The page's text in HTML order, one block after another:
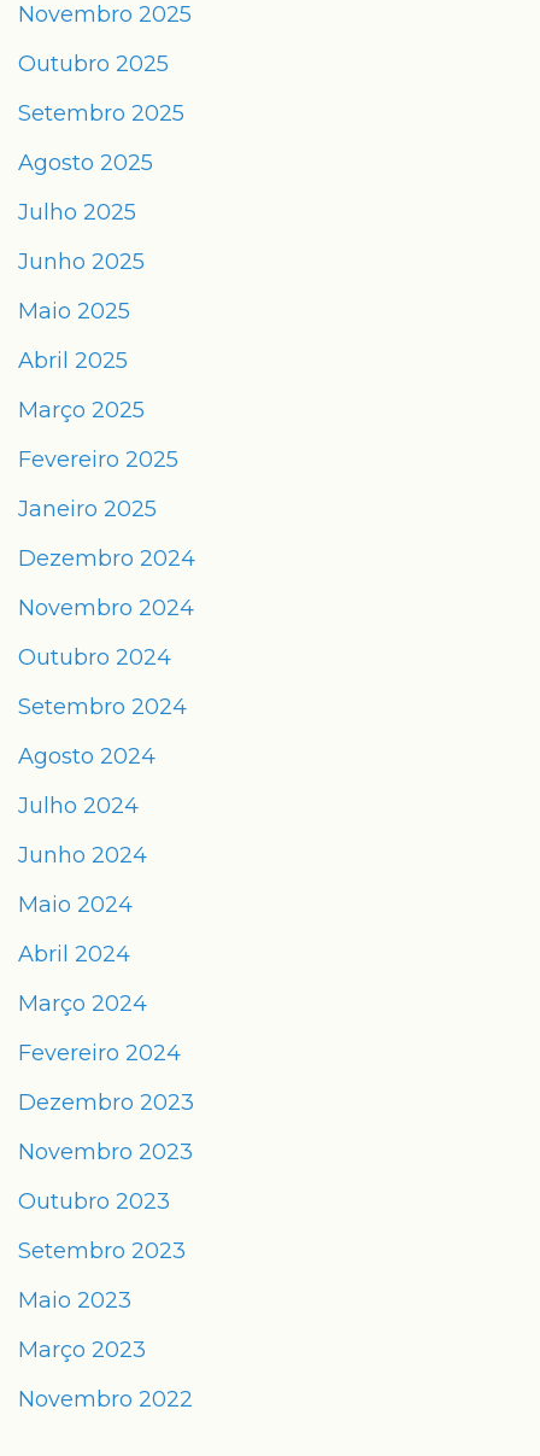
Novembro 2025
Outubro 2025
Setembro 2025
Agosto 2025
Julho 2025
Junho 2025
Maio 2025
Abril 2025
Março 2025
Fevereiro 2025
Janeiro 2025
Dezembro 2024
Novembro 2024
Outubro 2024
Setembro 2024
Agosto 2024
Julho 2024
Junho 2024
Maio 2024
Abril 2024
Março 2024
Fevereiro 2024
Dezembro 2023
Novembro 2023
Outubro 2023
Setembro 2023
Maio 2023
Março 2023
Novembro 2022